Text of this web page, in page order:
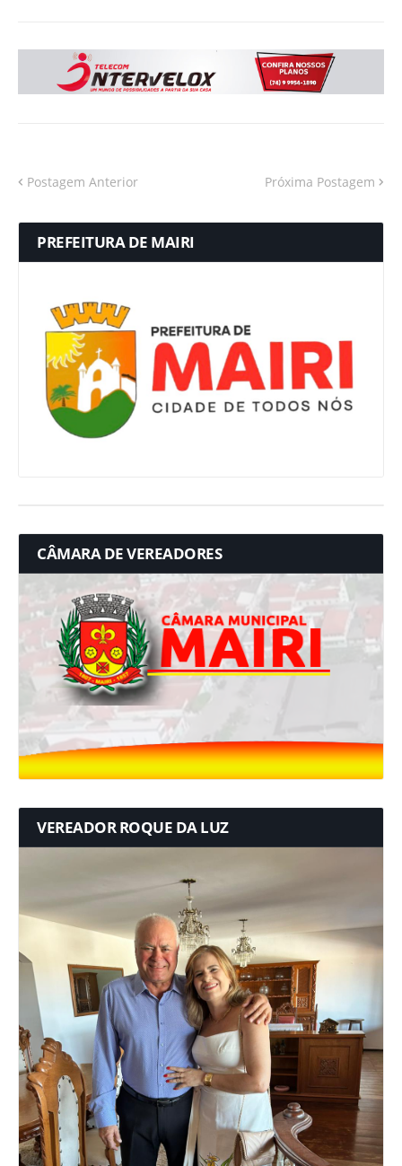
Postagem Anterior Próxima Postagem
PREFEITURA DE MAIRI
CÂMARA DE VEREADORES
VEREADOR ROQUE DA LUZ